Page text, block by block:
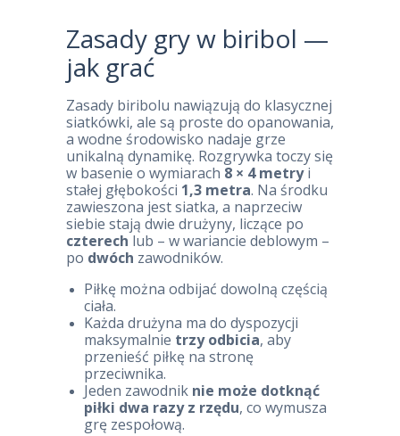
Zasady gry w biribol —
jak grać
Zasady biribolu nawiązują do klasycznej
siatkówki, ale są proste do opanowania,
a wodne środowisko nadaje grze
unikalną dynamikę. Rozgrywka toczy się
w basenie o wymiarach 8 × 4 metryi
stałej głębokości 1,3 metra. Na środku
zawieszona jest siatka, a naprzeciw
siebie stają dwie drużyny, liczące po
czterech lub – w wariancie deblowym –
po dwóch zawodników.
Piłkę można odbijać dowolną częścią
ciała.
Każda drużyna ma do dyspozycji
maksymalnie trzy odbicia, aby
przenieść piłkę na stronę
przeciwnika.
Jeden zawodnik nie może dotknąć
piłki dwa razy z rzędu, co wymusza
grę zespołową.